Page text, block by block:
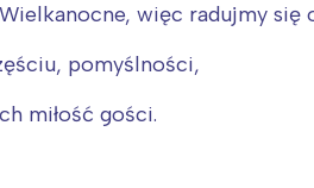
więc radujmy się
pomyślności,
miłość gości.